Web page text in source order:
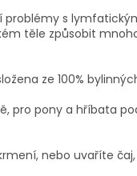
koně.
problémy s
těle způsobit
ze 100%
pro pony a hříbata
nebo uvaříte